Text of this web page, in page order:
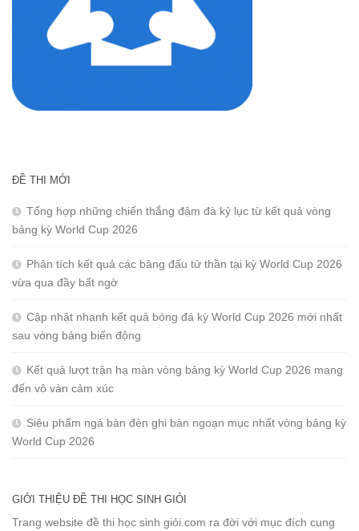
ĐỀ THI MỚI
Tổng hợp những chiến thắng đậm đà kỷ lục từ kết quả vòng
bảng kỳ World Cup 2026
Phân tích kết quả các bảng đấu tử thần tại kỳ World Cup 2026
vừa qua đầy bất ngờ
Cập nhật nhanh kết quả bóng đá kỳ World Cup 2026 mới nhất
sau vòng bảng biến động
Kết quả lượt trận hạ màn vòng bảng kỳ World Cup 2026 mang
đến vô vàn cảm xúc
Siêu phẩm ngả bàn đèn ghi bàn ngoạn mục nhất vòng bảng kỳ
World Cup 2026
GIỚI THIỆU ĐỀ THI HỌC SINH GIỎI
Trang website đề thi học sinh giỏi.com ra đời với mục đích cung